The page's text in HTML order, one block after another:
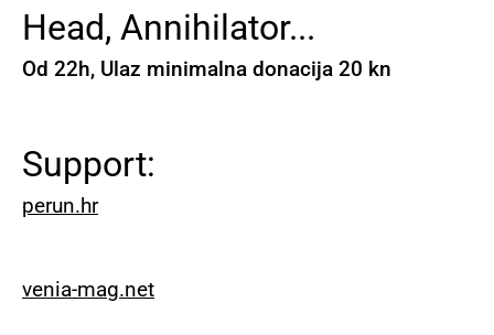
Head, Annihilator...
Od 22h, Ulaz minimalna donacija 20 kn
Support:
perun.hr
venia-mag.net